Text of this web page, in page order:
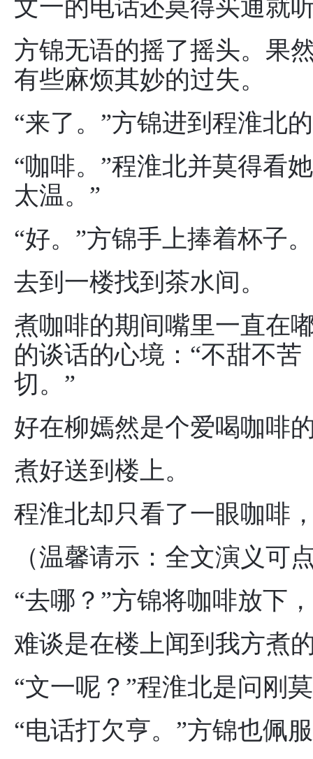
文一的电话还莫得买通就
方锦无语的摇了摇头。果
有些麻烦其妙的过失。
“来了。”方锦进到程淮北
“咖啡。”程淮北并莫得看
太温。”
“好。”方锦手上捧着杯子。
去到一楼找到茶水间。
煮咖啡的期间嘴里一直在
的谈话的心境：“不甜不
切。”
好在柳嫣然是个爱喝咖啡
煮好送到楼上。
程淮北却只看了一眼咖啡
（温馨请示：全文演义可
“去哪？”方锦将咖啡放下
难谈是在楼上闻到我方煮
“文一呢？”程淮北是问刚
“电话打欠亨。”方锦也佩